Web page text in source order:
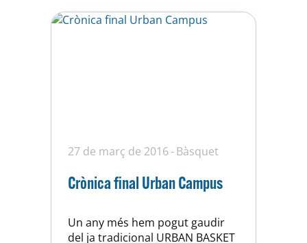
en les…
27 de març de 2016 Bàsquet
Crònica final Urban Campus
Un any més hem pogut gaudir
del ja tradicional URBAN BASKET